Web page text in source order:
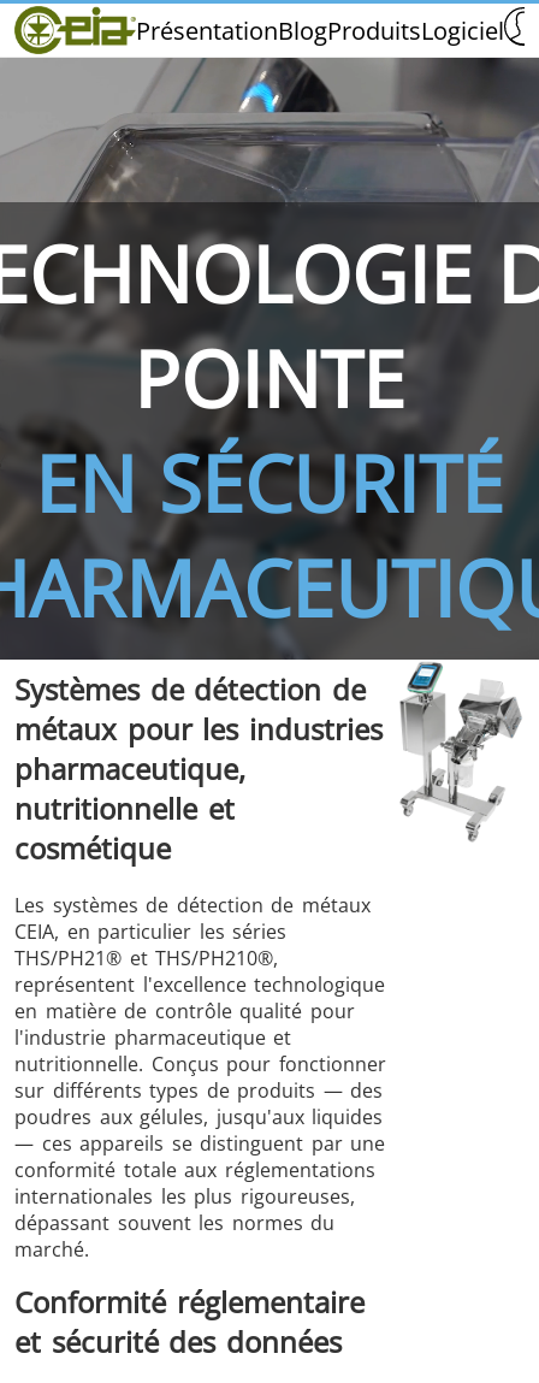
PrésentationBlogProduitsLogiciel
Home
CEIA
Distributeurs
Salons et Événements
THS/PH210 THS/PH210-FFV THS/
THS/PH21N-FB THS/PH21N-FFV
THS/
THS/FBB
THS/MBB
THS/GMS21
THS Production
4.0
MD-SCOPE
POINTE
EN SÉCURITÉ
Systèmes de détection de
métaux pour les industries
pharmaceutique,
nutritionnelle et
cosmétique
Les systèmes de détection de métaux
CEIA, en particulier les séries
THS/PH21® et THS/PH210®,
représentent l'excellence technologique
en matière de contrôle qualité pour
l'industrie pharmaceutique et
nutritionnelle. Conçus pour fonctionner
sur différents types de produits — des
poudres aux gélules, jusqu'aux liquides
— ces appareils se distinguent par une
conformité totale aux réglementations
internationales les plus rigoureuses,
dépassant souvent les normes du
marché.
Conformité réglementaire
et sécurité des données